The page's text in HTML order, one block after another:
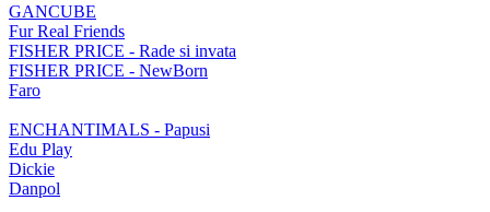
GANCUBE
Fur Real Friends
FISHER PRICE - Rade si invata
FISHER PRICE - NewBorn
Faro
ENCHANTIMALS - Papusi
Edu Play
Dickie
Danpol